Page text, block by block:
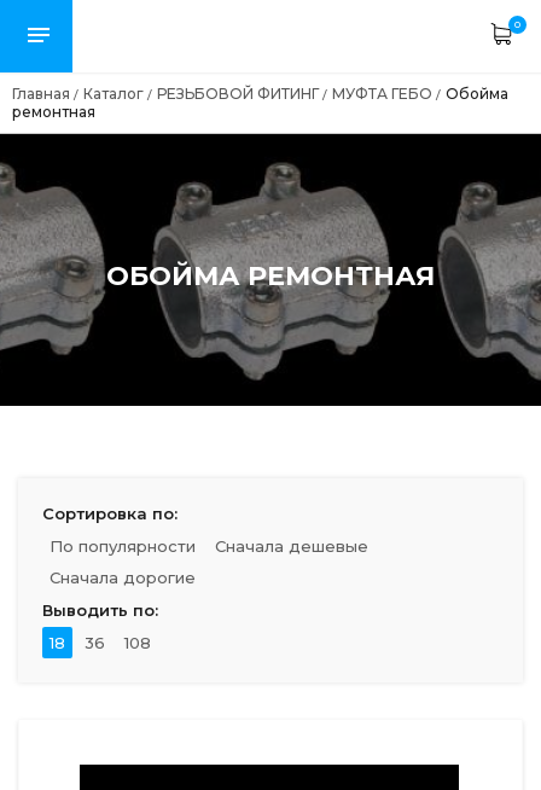
0
Главная / Каталог / РЕЗЬБОВОЙ ФИТИНГ/ МУФТА ГЕБО / Обойма
ремонтная
ОБОЙМА РЕМОНТНАЯ
Сортировка по:
По популярности
Сначала дешевые
Сначала дорогие
Выводить по:
18
36 108